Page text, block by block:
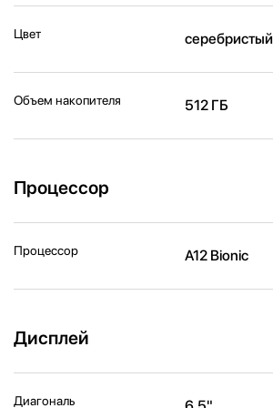
Цвет серебристый
Объем накопителя 512 ГБ
Процессор
Процессор A12 Bionic
Дисплей
Диагональ